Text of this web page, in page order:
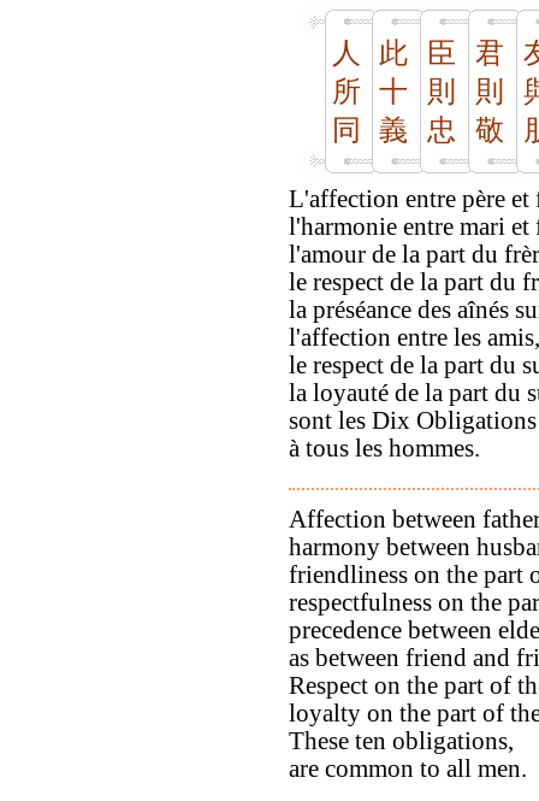
人
所
同
此
十
義
臣
則
忠
君
則
敬
L'affection entre père et
l'harmonie entre mari et
l'amour de la part du
le respect de la part du
la préséance des aînés
l'affection entre les amis,
le respect de la part du
la loyauté de la part du
sont les Dix Obligations
à tous les hommes.
Affection between
harmony between
friendliness on the part
respectfulness on the
precedence between
as between friend and
Respect on the part of
loyalty on the part of
These ten obligations,
are common to all men.